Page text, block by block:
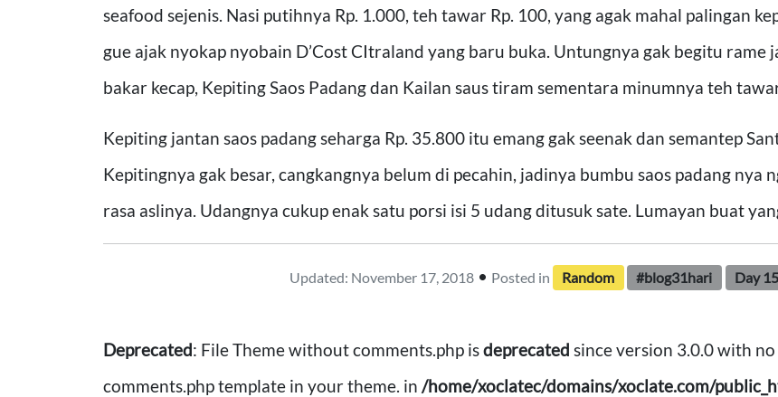
seafood sejenis. Nasi putihnya Rp. 1.000, teh tawar Rp. 100, yang agak mahal palingan
gue ajak nyokap nyobain D’Cost CItraland yang baru buka. Untungnya gak begitu rame
bakar kecap, Kepiting Saos Padang dan Kailan saus tiram sementara minumnya teh
Kepiting jantan saos padang seharga Rp. 35.800 itu emang gak seenak dan semantep
Kepitingnya gak besar, cangkangnya belum di pecahin, jadinya bumbu saos padang nya
rasa aslinya. Udangnya cukup enak satu porsi isi 5 udang ditusuk sate. Lumayan buat
Updated: November 17, 2018 • Posted in Random #blog31hari Day 15
Deprecated: File Theme without comments.php isdeprecated since version 3.0.0 with
comments.php template in your theme. in /home/xoclatec/domains/xoclate.com/